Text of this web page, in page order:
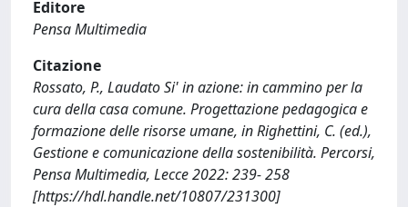
Editore
Pensa Multimedia
Citazione
Rossato, P., Laudato Si' in azione: in cammino per la
cura della casa comune. Progettazione pedagogica e
formazione delle risorse umane, in Righettini, C. (ed.),
Gestione e comunicazione della sostenibilità. Percorsi,
Pensa Multimedia, Lecce 2022: 239- 258
[https://hdl.handle.net/10807/231300]